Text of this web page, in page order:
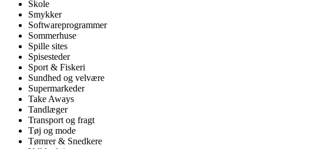
Skole
Smykker
Softwareprogrammer
Sommerhuse
Spille sites
Spisesteder
Sport & Fiskeri
Sundhed og velvære
Supermarkeder
Take Aways
Tandlæger
Transport og fragt
Tøj og mode
Tømrer & Snedkere